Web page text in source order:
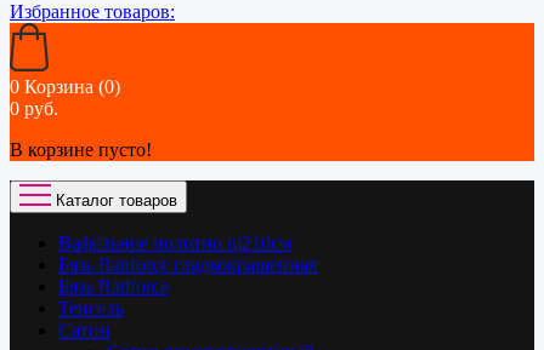
Избранное товаров:
0 Корзина (0)
0 руб.
В корзине пусто!
Каталог товаров
Вафельное полотно ш210см
Бязь Ranforce гладкокрашенная
Бязь Ranforce
Тенсель
Сатин